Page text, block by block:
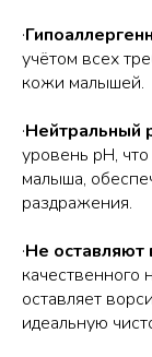
·
учётом всех
кожи малышей.
·Нейтральный
уровень pH,
малыша,
раздражения.
·Не оставляют
качественного
оставляет
идеальную